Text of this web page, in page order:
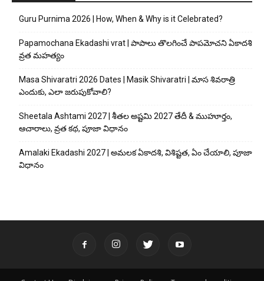
Guru Purnima 2026 | How, When & Why is it Celebrated?
Papamochana Ekadashi vrat | పాపాలు తొలగించే పాపమోచని ఏకాదశి
వ్రత మహత్యం
Masa Shivaratri 2026 Dates | Masik Shivaratri | మాస శివరాత్రి
ఎందుకు, ఎలా జరుపుకోవాలి?
Sheetala Ashtami 2027 | శీతల అష్టమి 2027 తేదీ & ముహూర్తం,
ఆచారాలు, వ్రత కథ, పూజా విధానం
Amalaki Ekadashi 2027 | అమలక ఏకాదశి, విశిష్టత, ఏం చేయాలి, పూజా
విధానం